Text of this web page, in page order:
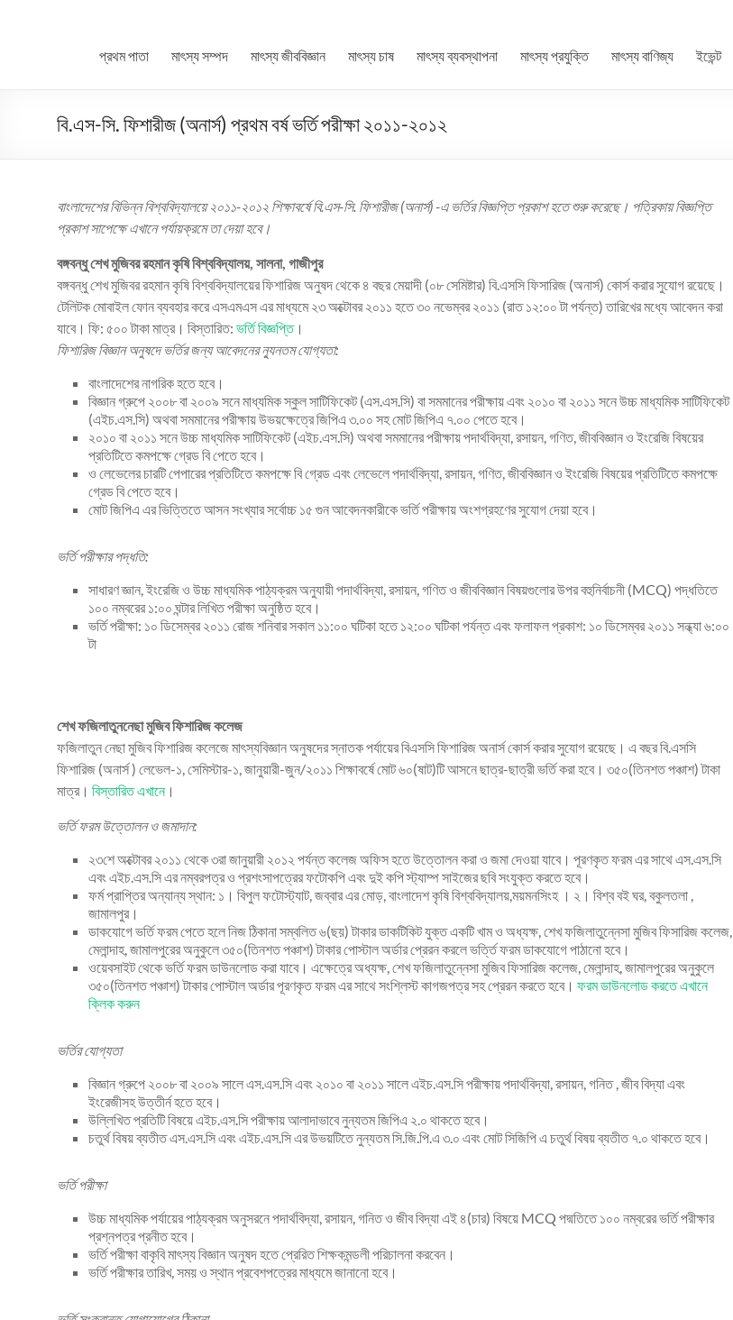
প্রথম পাতা মাৎস্য সম্পদ মাৎস্য জীববিজ্ঞান মাৎস্য চাষ মাৎস্য ব্যবস্থাপনা মাৎস্য প্রযুক্তি মাৎস্য বাণিজ্য ইভেন্ট
বি.এস-সি. ফিশারীজ (অনার্স) প্রথম বর্ষ ভর্তি পরীক্ষা ২০১১-২০১২
বাংলাদেশের বিভিন্ন বিশ্ববিদ্যালয়ে ২০১১-২০১২ শিক্ষাবর্ষে বি.এস-সি. ফিশারীজ (অনার্স) -এ ভর্তির বিজ্ঞপ্তি প্রকাশ হতে শুরু করেছে। পত্রিকায় বিজ্ঞপ্তি
প্রকাশ সাপেক্ষে এখানে পর্যায়ক্রমে তা দেয়া হবে।
বঙ্গবন্ধু শেখ মুজিবর রহমান কৃষি বিশ্ববিদ্যালয়, সালনা, গাজীপুর
বঙ্গবন্ধু শেখ মুজিবর রহমান কৃষি বিশ্ববিদ্যালয়ের ফিশারিজ অনুষদ থেকে ৪ বছর মেয়াদী (০৮ সেমিষ্টার) বি.এসসি ফিসারিজ (অনার্স) কোর্স করার সুযোগ রয়েছে।
টেলিটক মোবাইল ফোন ব্যবহার করে এসএমএস এর মাধ্যমে ২৩ অক্টোবর ২০১১ হতে ৩০ নভেম্বর ২০১১ (রাত ১২:০০ টা পর্যন্ত) তারিখের মধ্যে আবেদন করা
যাবে। ফি: ৫০০ টাকা মাত্র। বিস্তারিত: ভর্তি বিজ্ঞপ্তি।
ফিশারিজ বিজ্ঞান অনুষদে ভর্তির জন্য আবেদনের ন্যুনতম যোগ্যতা:
বাংলাদেশের নাগরিক হতে হবে।
বিজ্ঞান গ্রুপে ২০০৮ বা ২০০৯ সনে মাধ্যমিক স্কুল সাটিফিকেট (এস.এস.সি) বা সমমানের পরীক্ষায় এবং ২০১০ বা ২০১১ সনে উচ্চ মাধ্যমিক সাটিফিকেট
(এইচ.এস.সি) অথবা সমমানের পরীক্ষায় উভয়ক্ষেত্রে জিপিএ ৩.০০ সহ মোট জিপিএ ৭.০০ পেতে হবে।
২০১০ বা ২০১১ সনে উচ্চ মাধ্যমিক সাটিফিকেট (এইচ.এস.সি) অথবা সমমানের পরীক্ষায় পদার্থবিদ্যা, রসায়ন, গণিত, জীববিজ্ঞান ও ইংরেজি বিষয়ের
প্রতিটিতে কমপক্ষে গ্রেড বি পেতে হবে।
ও লেভেলের চারটি পেপারের প্রতিটিতে কমপক্ষে বি গ্রেড এবং লেভেলে পদার্থবিদ্যা, রসায়ন, গণিত, জীববিজ্ঞান ও ইংরেজি বিষয়ের প্রতিটিতে কমপক্ষে
গ্রেড বি পেতে হবে।
মোট জিপিএ এর ভিত্তিতে আসন সংখ্যার সর্বোচ্চ ১৫ গুন আবেদনকারীকে ভর্তি পরীক্ষায় অংশগ্রহণের সুযোগ দেয়া হবে।
ভর্তি পরীক্ষার পদ্ধতি:
সাধারণ জ্ঞান, ইংরেজি ও উচ্চ মাধ্যমিক পাঠ্যক্রম অনুযায়ী পদার্থবিদ্যা, রসায়ন, গণিত ও জীববিজ্ঞান বিষয়গুলোর উপর বহুনির্বাচনী (MCQ) পদ্ধতিতে
১০০ নম্বরের ১:০০ ঘন্টার লিখিত পরীক্ষা অনুষ্ঠিত হবে।
ভর্তি পরীক্ষা: ১০ ডিসেম্বর ২০১১ রোজ শনিবার সকাল ১১:০০ ঘটিকা হতে ১২:০০ ঘটিকা পর্যন্ত এবং ফলাফল প্রকাশ: ১০ ডিসেম্বর ২০১১ সন্ধ্যা ৬:০০
টা
শেখ ফজিলাতুননেছা মুজিব ফিশারিজ কলেজ
ফজিলাতুন নেছা মুজিব ফিশারিজ কলেজে মাৎস্যবিজ্ঞান অনুষদের স্নাতক পর্যায়ের বিএসসি ফিশারিজ অনার্স কোর্স করার সুযোগ রয়েছে। এ বছর বি.এসসি
ফিশারিজ (অনার্স ) লেভেল-১, সেমিস্টার-১, জানুয়ারী-জুন/২০১১ শিক্ষাবর্ষে মোট ৬০(ষাট)টি আসনে ছাত্র-ছাত্রী ভর্তি করা হবে। ৩৫০(তিনশত পঞ্চাশ) টাকা
মাত্র। বিস্তারিত এখানে।
ভর্তি ফরম উত্তোলন ও জমাদান:
২৩শে অক্টোবর ২০১১ থেকে ৩রা জানুয়ারী ২০১২ পর্যন্ত কলেজ অফিস হতে উত্তোলন করা ও জমা দেওয়া যাবে। পূরণকৃত ফরম এর সাথে এস.এস.সি
এবং এইচ.এস.সি এর নম্বরপত্র ও প্রশংসাপত্রের ফটোকপি এবং দুই কপি স্ট্যাম্প সাইজের ছবি সংযুক্ত করতে হবে।
ফর্ম প্রাপ্তির অন্যান্য স্থান: ১। বিপুল ফটোস্ট্যাট, জব্বার এর মোড়, বাংলাদেশ কৃষি বিশ্ববিদ্যালয়,ময়মনসিংহ । ২। বিশ্ব বই ঘর, বকুলতলা ,
জামালপুর।
ডাকযোগে ভর্তি ফরম পেতে হলে নিজ ঠিকানা সম্বলিত ৬(ছয়) টাকার ডাকটিকিট যুক্ত একটি খাম ও অধ্যক্ষ, শেখ ফজিলাতুন্নেসা মুজিব ফিসারিজ কলেজ,
মেলান্দাহ, জামালপুরের অনুকুলে ৩৫০(তিনশত পঞ্চাশ) টাকার পোস্টাল অর্ডার প্রেরন করলে ভর্ত্তি ফরম ডাকযোগে পাঠানো হবে।
ওয়েবসাইট থেকে ভর্তি ফরম ডাউনলোড করা যাবে। এক্ষেত্রে অধ্যক্ষ, শেখ ফজিলাতুন্নেসা মুজিব ফিসারিজ কলেজ, মেলান্দাহ, জামালপুরের অনুকুলে
৩৫০(তিনশত পঞ্চাশ) টাকার পোস্টাল অর্ডার পূরণকৃত ফরম এর সাথে সংশ্লিস্ট কাগজপত্র সহ প্রেরন করতে হবে। ফরম ডাউনলোড করতে এখানে
ক্লিক করুন
ভর্তির যোগ্যতা
বিজ্ঞান গ্রুপে ২০০৮ বা ২০০৯ সালে এস.এস.সি এবং ২০১০ বা ২০১১ সালে এইচ.এস.সি পরীক্ষায় পদার্থবিদ্যা, রসায়ন, গনিত , জীব বিদ্যা এবং
ইংরেজীসহ উত্তীর্ন হতে হবে।
উল্লিখিত প্রতিটি বিষয়ে এইচ.এস.সি পরীক্ষায় আলাদাভাবে নুন্যতম জিপিএ ২.০ থাকতে হবে।
চতুর্থ বিষয় ব্যতীত এস.এস.সি এবং এইচ.এস.সি এর উভয়টিতে নুন্যতম সি.জি.পি.এ ৩.০ এবং মোট সিজিপি এ চতুর্থ বিষয় ব্যতীত ৭.০ থাকতে হবে।
ভর্তি পরীক্ষা
উচ্চ মাধ্যমিক পর্যায়ের পাঠ্যক্রম অনুসরনে পদার্থবিদ্যা, রসায়ন, গনিত ও জীব বিদ্যা এই ৪(চার) বিষয়ে MCQ পদ্মতিতে ১০০ নম্বরের ভর্তি পরীক্ষার
প্রশ্নপত্র প্রনীত হবে।
ভর্তি পরীক্ষা বাকৃবি মাৎস্য বিজ্ঞান অনুষদ হতে প্রেরিত শিক্ষকমন্ডলী পরিচালনা করবেন।
ভর্তি পরীক্ষার তারিখ, সময় ও স্থান প্রবেশপত্রের মাধ্যমে জানানো হবে।